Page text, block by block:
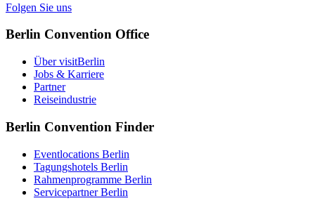
Folgen Sie uns
Berlin Convention Office
Über visitBerlin
Jobs & Karriere
Partner
Reiseindustrie
Berlin Convention Finder
Eventlocations Berlin
Tagungshotels Berlin
Rahmenprogramme Berlin
Servicepartner Berlin